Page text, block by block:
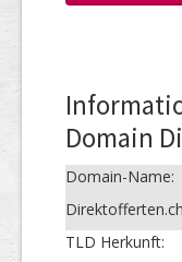
Domain
Domain-Name:
Direktofferten.ch
TLD Herkunft: